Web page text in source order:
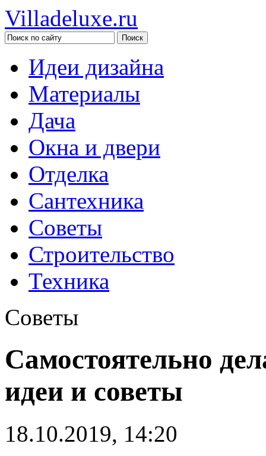
Villadeluxe.ru
Идеи дизайна
Материалы
Дача
Окна и двери
Отделка
Сантехника
Советы
Строительство
Техника
Советы
Самостоятельно
идеи и советы
18.10.2019, 14:20